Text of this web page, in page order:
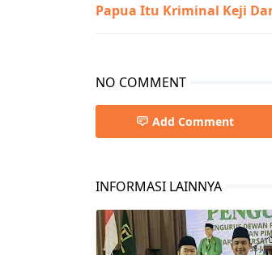
Papua Itu Kriminal Keji
NO COMMENT
Add Comment
INFORMASI LAINNYA